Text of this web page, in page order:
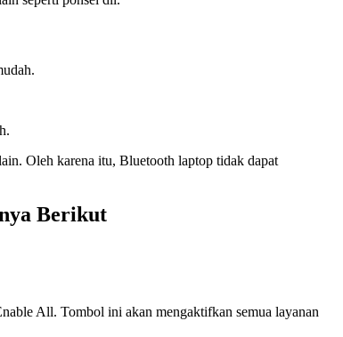
Oleh karena itu, Bluetooth laptop tidak dapat
Berikut
All. Tombol ini akan mengaktifkan semua layanan